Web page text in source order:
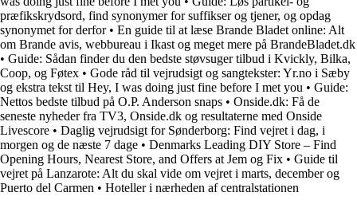
præfikskrydsord, find synonymer for suffikser og tjener, og opdag
synonymet for derfor• En guide til at læse Brande Bladet online: Alt
om Brande avis, webbureau i Ikast og meget mere på BrandeBladet.dk
• Guide: Sådan finder du den bedste støvsuger tilbud i Kvickly, Bilka,
Coop, og Føtex • Gode råd til vejrudsigt og sangtekster: Yr.no i Sæby
og ekstra tekst til Hey, I was doing just fine before I met you • Guide:
Nettos bedste tilbud på O.P. Anderson snaps • Onside.dk: Få de
seneste nyheder fra TV3, Onside.dk og resultaterne med Onside
Livescore • Daglig vejrudsigt for Sønderborg: Find vejret i dag, i
morgen og de næste 7 dage • Denmarks Leading DIY Store – Find
Opening Hours, Nearest Store, and Offers at Jem og Fix • Guide til
vejret på Lanzarote: Alt du skal vide om vejret i marts, december og
Puerto del Carmen • Hoteller i nærheden af centralstationen